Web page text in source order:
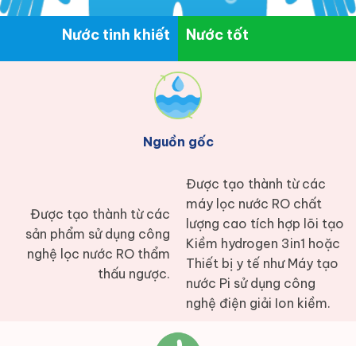
Nước tinh khiết Nước tốt
Được tạo thành từ các
sản phẩm sử dụng công
nghệ lọc nước RO thẩm
thấu ngược.
Nguồn gốc
Được tạo thành từ các
máy lọc nước RO chất
lượng cao tích hợp lõi tạo
Kiềm hydrogen 3in1 hoặc
Thiết bị y tế như Máy tạo
nước Pi sử dụng công
nghệ điện giải Ion kiềm.